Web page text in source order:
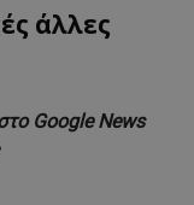
άλλες
Google News